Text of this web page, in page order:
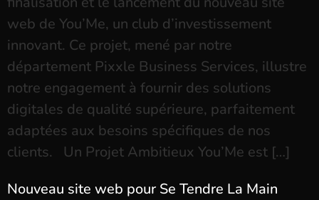
web de You’Me, un club d’investissement
innovant. Ce projet, mené par notre
département Pixxle Business Services, illustre
notre engagement à fournir des solutions
digitales de qualité supérieure, parfaitement
adaptées aux besoins spécifiques de nos
clients. Un Projet Ambitieux You’Me est […]
Nouveau site web pour Se Tendre La Main